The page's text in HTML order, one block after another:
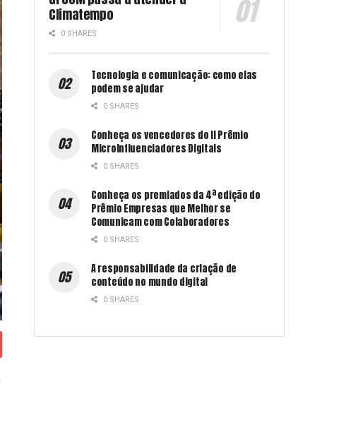
Climatempo
0 SHARES
Tecnologia e comunicação: como elas
podem se ajudar
0 SHARES
Conheça os vencedores do II Prêmio
MicroInfluenciadores Digitais
0 SHARES
Conheça os premiados da 4ª edição do
Prêmio Empresas que Melhor se
Comunicam com Colaboradores
0 SHARES
A responsabilidade da criação de
conteúdo no mundo digital
0 SHARES